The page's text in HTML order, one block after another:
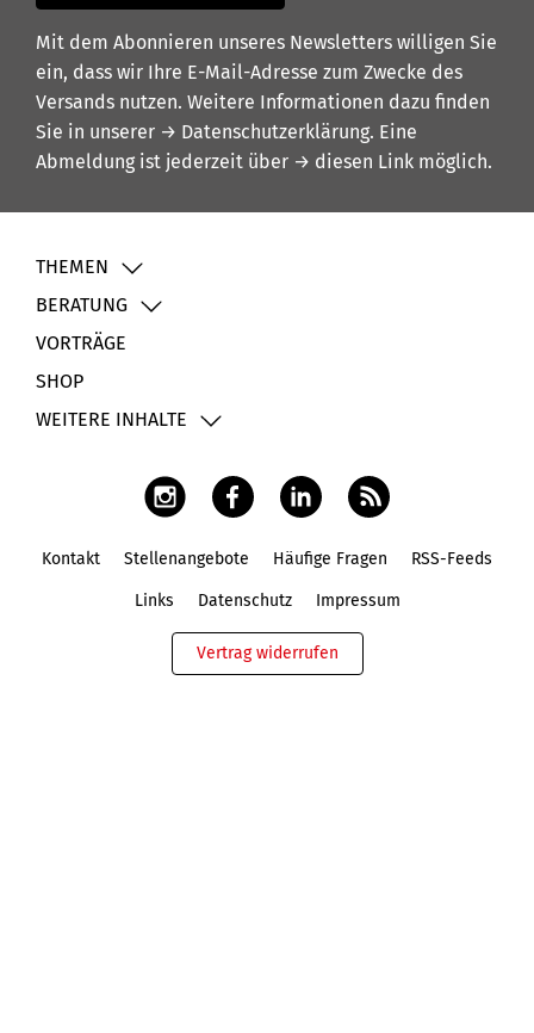
Mit dem Abonnieren unseres Newsletters willigen Sie
ein, dass wir Ihre E-Mail-Adresse zum Zwecke des
Versands nutzen. Weitere Informationen dazu finden
Sie in unserer → Datenschutzerklärung. Eine
Abmeldung ist jederzeit über → diesen Link möglich.
THEMEN
BERATUNG
VORTRÄGE
SHOP
WEITERE INHALTE
Kontakt Stellenangebote Häufige Fragen RSS-Feeds
Links Datenschutz Impressum
Vertrag widerrufen